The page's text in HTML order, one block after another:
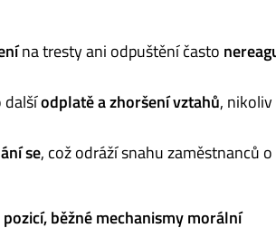
na tresty ani odpuštění často
dalšíodplatě a zhoršení vztahů, nikoliv
se, což odráží snahu zaměstnanců o
běžné mechanismy morální